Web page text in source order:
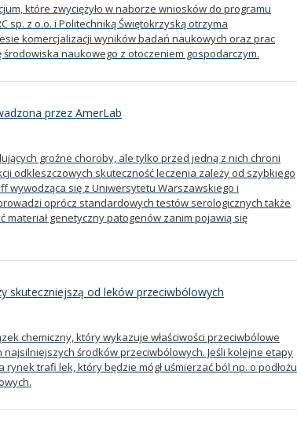
które zwyciężyło w naborze wniosków do programu
sp. z o.o. i Politechniką Świętokrzyską otrzyma
komercjalizacji wyników badań naukowych oraz prac
środowiska naukowego z otoczeniem gospodarczym.
przez AmerLab
groźne choroby, ale tylko przed jedną z nich chroni
odkleszczowych skuteczność leczenia zależy od szybkiego
wywodząca się z Uniwersytetu Warszawskiego i
oprócz standardowych testów serologicznych także
genetyczny patogenów zanim pojawią się
skuteczniejszą od leków przeciwbólowych
chemiczny, który wykazuje właściwości przeciwbólowe
środków przeciwbólowych. Jeśli kolejne etapy
trafi lek, który będzie mógł uśmierzać ból np. o podłożu